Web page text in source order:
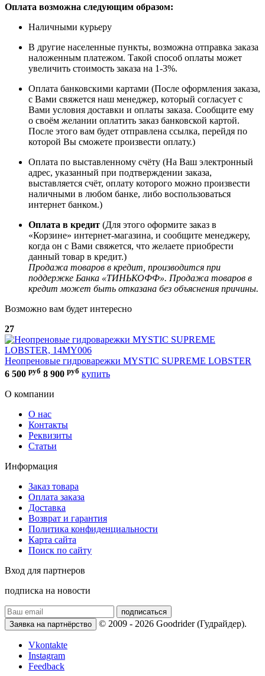
Оплата возможна следующим образом:
Наличными курьеру
В другие населенные пункты, возможна отправка заказа
наложенным платежом. Такой способ оплаты может
увеличить стоимость заказа на 1-3%.
Оплата банковскими картами (После оформления заказа,
с Вами свяжется наш менеджер, который согласует с
Вами условия доставки и оплаты заказа. Сообщите ему
о своём желании оплатить заказ банковской картой.
После этого вам будет отправлена ссылка, перейдя по
которой Вы сможете произвести оплату.)
Оплата по выставленному счёту (На Ваш электронный
адрес, указанный при подтверждении заказа,
выставляется счёт, оплату которого можно произвести
наличными в любом банке, либо воспользоваться
интернет банком.)
Оплата в кредит (Для этого оформите заказ в
«Корзине» интернет-магазина, и сообщите менеджеру,
когда он с Вами свяжется, что желаете приобрести
данный товар в кредит.)
Продажа товаров в кредит, производится при
поддержке Банка «ТИНЬКОФФ». Продажа товаров в
кредит может быть отказана без объяснения причины.
Возможно вам будет интересно
27
Неопреновые гидроварежки MYSTIC SUPREME LOBSTER
6 500 руб 8 900 руб купить
О компании
О нас
Контакты
Реквизиты
Статьи
Информация
Заказ товара
Оплата заказа
Доставка
Возврат и гарантия
Политика конфиденциальности
Карта сайта
Поиск по сайту
Вход для партнеров
подписка на новости
подписаться
Заявка на партнёрство
© 2009 - 2026 Goodrider (Гудрайдер).
Vkontakte
Instagram
Feedback